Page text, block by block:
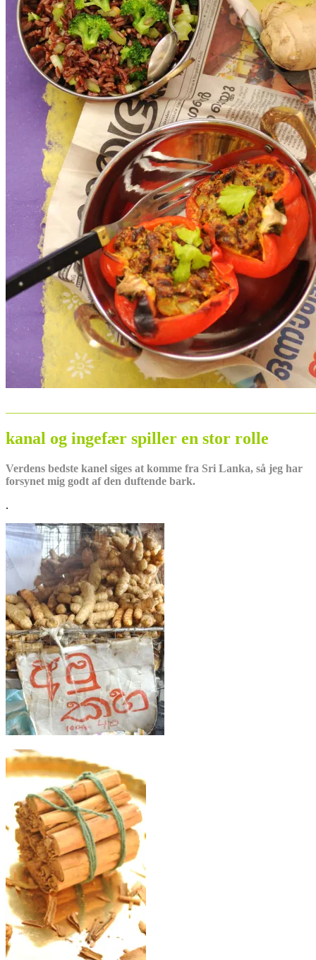
kanal og ingefær spiller en stor rolle
Verdens bedste kanel siges at komme fra Sri Lanka, så jeg har
forsynet mig godt af den duftende bark.
.